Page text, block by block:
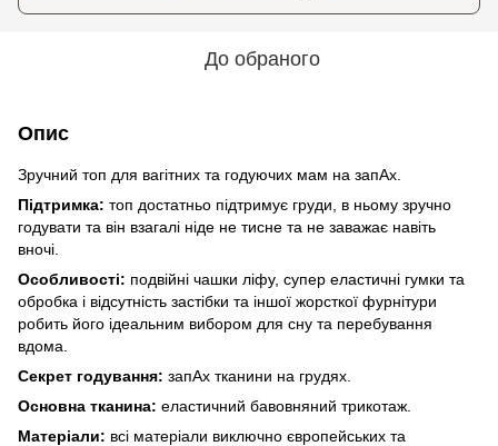
До обраного
Опис
Зручний топ для вагітних та годуючих мам на запАх.
Підтримка: топ достатньо підтримує груди, в ньому зручно
годувати та він взагалі ніде не тисне та не заважає навіть
вночі.
Особливості: подвійні чашки ліфу, супер еластичні гумки та
обробка і відсутність застібки та іншої жорсткої фурнітури
робить його ідеальним вибором для сну та перебування
вдома.
Секрет годування: запАх тканини на грудях.
Основна тканина: еластичний бавовняний трикотаж.
Матеріали: всі матеріали виключно європейських та